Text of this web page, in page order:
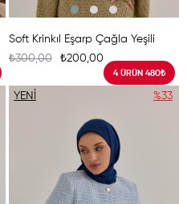
Soft Krinkıl Eşarp Çağla Yeşili
₺200,00
₺300,00
4 ÜRÜN 480₺
%33
YENI